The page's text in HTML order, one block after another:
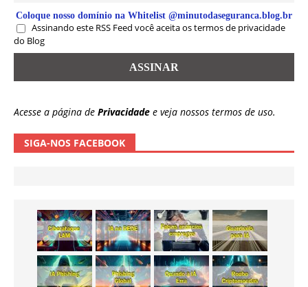
Coloque nosso domínio na Whitelist @minutodaseguranca.blog.br
Assinando este RSS Feed você aceita os termos de privacidade
do Blog
Acesse a página de Privacidade e veja nossos termos de uso.
SIGA-NOS FACEBOOK